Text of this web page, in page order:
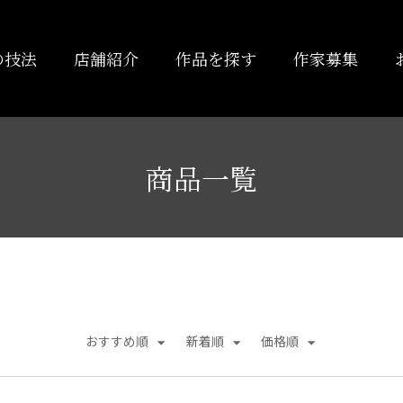
法 店舗紹介 作品を探す 作家募集
商品一覧
おすすめ順 新着順 価格順